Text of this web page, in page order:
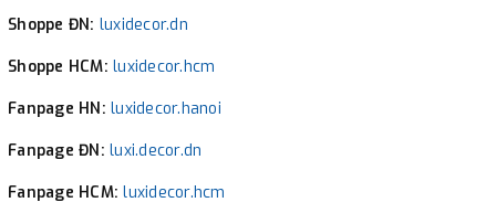
Shoppe ĐN: luxidecor.dn
Shoppe HCM: luxidecor.hcm
Fanpage HN: luxidecor.hanoi
Fanpage ĐN: luxi.decor.dn
Fanpage HCM:luxidecor.hcm